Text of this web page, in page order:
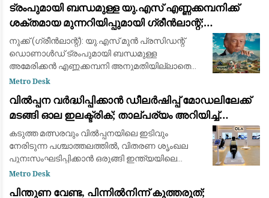
തള്ളി ഫിഫ പ്രസിഡന്റ് ജിയാനി ഇൻഫാന്റിനോ.
ബ്രിട്ട
ട്രംപുമായി ബന്ധമുള്ള യു.എസ് എണ്ണക്കമ്പനിക്ക്
ശക്തമായ മുന്നറിയിപ്പുമായി ഗ്രീൻലാന്റ്;
അനുമതിയില്ലാതെ ഡ്രില്ലിംഗ് ഉപകരണങ്ങൾ
എത്തിച്ചതിൽ അമർഷം
നുക്ക് (ഗ്രീൻലാന്റ്): യു.എസ് മുൻ പ്രസിഡന്റ്
ഡൊണാൾഡ് ട്രംപുമായി ബന്ധമുള്ള
അമേരിക്കൻ എണ്ണക്കമ്പനി അനുമതിയില്ലാതെ
ഖനന സാമഗ്രികൾ കരയിലെത്തിച്ച സംഭവത്തിൽ
കിഴക
Metro Desk
വിൽപ്പന വർദ്ധിപ്പിക്കാൻ ഡീലർഷിപ്പ് മോഡലിലേക്ക്
മടങ്ങി ഓല ഇലക്ട്രിക്; താല്പര്യം അറിയിച്ച്
ആയിരത്തോളം പേർ
കടുത്ത മത്സരവും വിൽപ്പനയിലെ ഇടിവും
നേരിടുന്ന പശ്ചാത്തലത്തിൽ, വിതരണ ശൃംഖല
പുനഃസംഘടിപ്പിക്കാൻ ഒരുങ്ങി ഇന്ത്യയിലെ
മുൻനിര ഇലക്ട്രിക് ഇരുചക്ര വാഹന
Metro Desk
പിന്തുണ വേണ്ട, പിന്നിൽനിന്ന് കുത്തരുത്;